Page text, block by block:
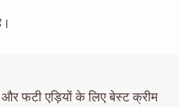
फटी एड़ियों के लिए बेस्ट क्रीम